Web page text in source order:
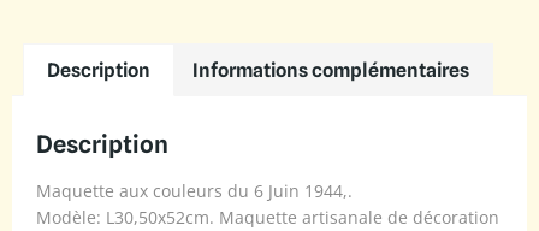
Description Informations complémentaires
Description
Maquette aux couleurs du 6 Juin 1944,.
Modèle: L30,50x52cm. Maquette artisanale de décoration